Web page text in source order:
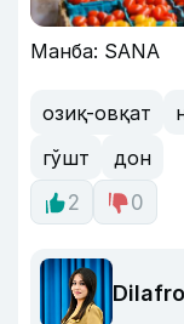
Манба: SANA
озиқ-овқат
гўшт
дон
2
0